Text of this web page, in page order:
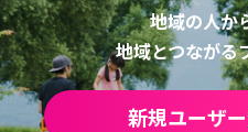
地域の人か
地域とつながる
新規ユーザー